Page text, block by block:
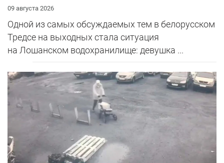
09 августа 2026
Одной из самых обсуждаемых тем в белорусском
Тредсе на выходных стала ситуация
на Лошанском водохранилище: девушка ...